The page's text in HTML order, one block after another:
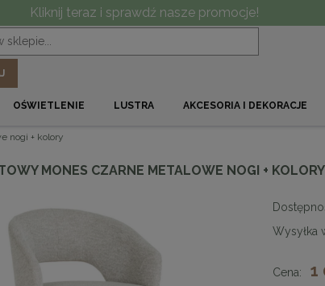
Kliknij teraz i sprawdź nasze promocje!
OŚWIETLENIE LUSTRA AKCESORIA I DEKORACJE
nogi + kolory
MONES CZARNE METALOWE NOGI + KOLORY
Wysyłka
Cena: 1